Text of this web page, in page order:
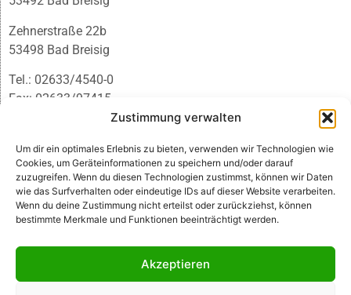
Zustimmung verwalten
Um dir ein optimales Erlebnis zu bieten, verwenden wir Technologien wie
Cookies, um Geräteinformationen zu speichern und/oder darauf
zuzugreifen. Wenn du diesen Technologien zustimmst, können wir Daten
wie das Surfverhalten oder eindeutige IDs auf dieser Website verarbeiten.
Wenn du deine Zustimmung nicht erteilst oder zurückziehst, können
bestimmte Merkmale und Funktionen beeinträchtigt werden.
Akzeptieren
Zehnerstraße 22b
53498 Bad Breisig
Tel.: 02633/4540-0
Fax: 02633/97415
infobb@blmedien.de